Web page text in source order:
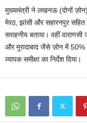
मुख्यमंत्री ने लखनऊ (दोनों ज़ोन),
मेरठ, झांसी और सहारनपुर
सराहनीय बताया। वहीं
और मुरादाबाद जैसे ज़ोन में
व्यापक समीक्षा का निर्देश दिया।